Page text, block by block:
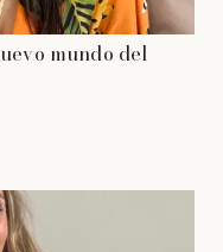
mundo del